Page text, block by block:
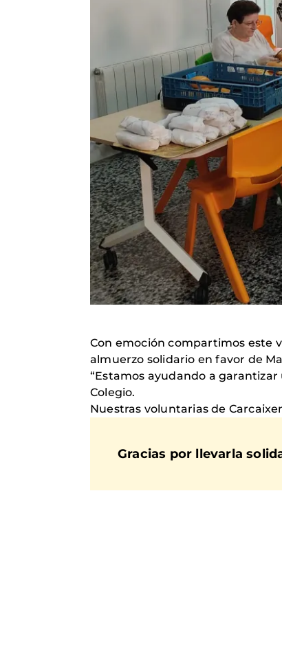
Con emoción compartimos este
almuerzo solidario en favor de
“Estamos ayudando a garantizar
Colegio.
Nuestras voluntarias de
Gracias por llevarla